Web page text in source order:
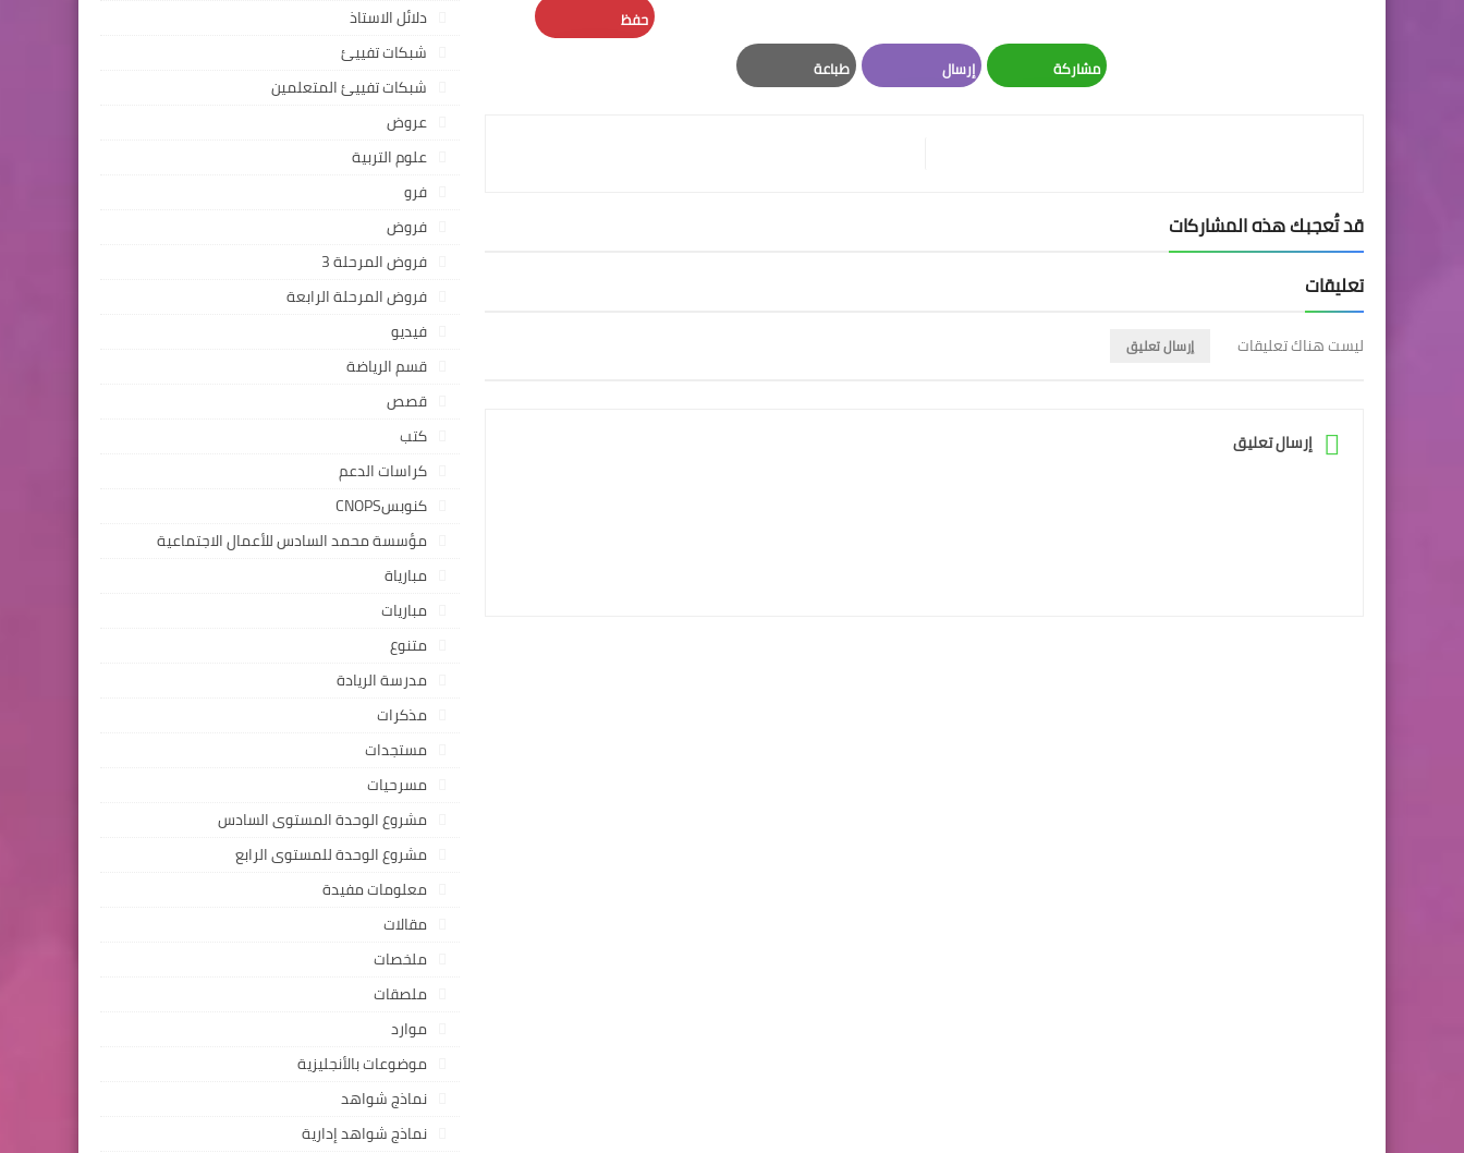
حفظ
مشاركة إرسال طباعة
قد تُعجبك هذه المشاركات
تعليقات
ليست هناك تعليقات إرسال تعليق
إرسال تعليق
دلائل الاستاذ
شبكات تفييئ
شبكات تفييئ المتعلمين
عروض
علوم التربية
فرو
فروض
فروض المرحلة 3
فروض المرحلة الرابعة
فيديو
قسم الرياضة
قصص
كتب
كراسات الدعم
كنوبسCNOPS
مؤسسة محمد السادس للأعمال الاجتماعية
مبارياة
مباريات
متنوع
مدرسة الريادة
مذكرات
مستجدات
مسرحيات
مشروع الوحدة المستوى السادس
مشروع الوحدة للمستوى الرابع
معلومات مفيدة
مقالات
ملخصات
ملصقات
موارد
موضوعات بالأنجليزية
نماذج شواهد
نماذج شواهد إدارية